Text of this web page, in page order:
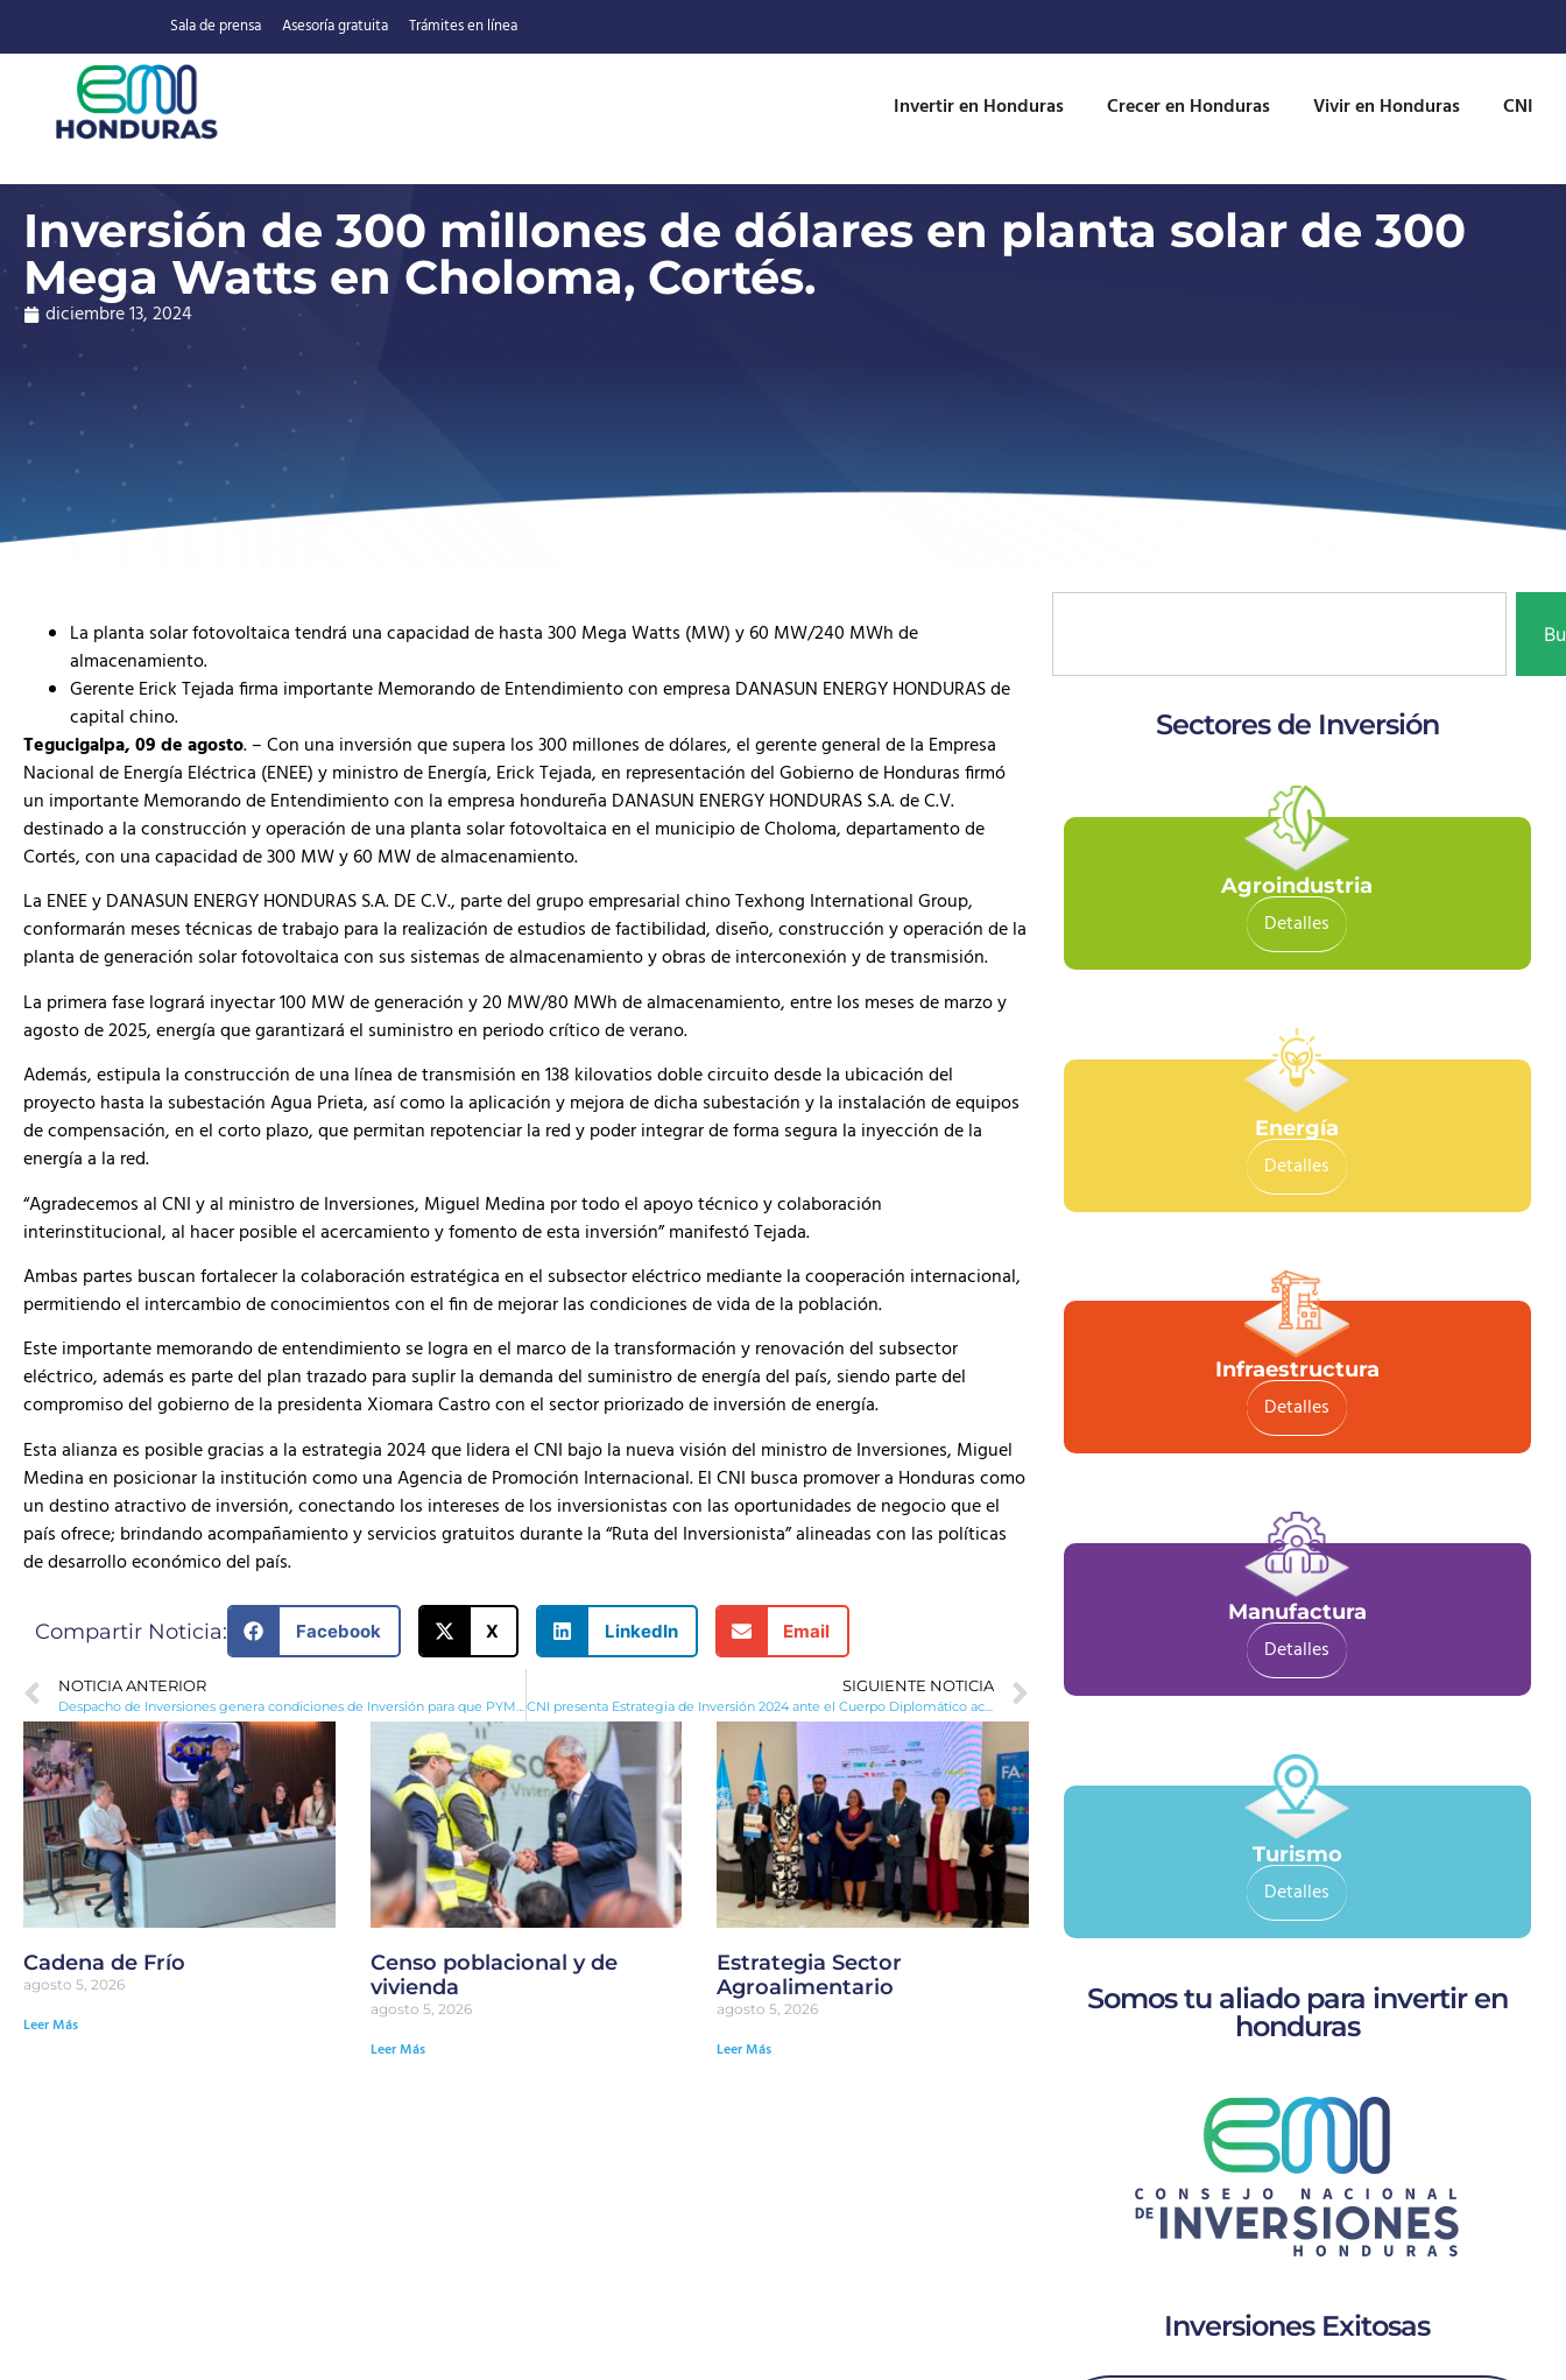
Sala de prensa Asesoría gratuita Trámites en línea
Invertir en Honduras Crecer en Honduras Vivir en Honduras CNI
Inversión de 300 millones de dólares en planta solar de 300
Mega Watts en Choloma, Cortés.
diciembre 13, 2024
La planta solar fotovoltaica tendrá una capacidad de hasta 300 Mega Watts (MW) y 60 MW/240 MWh de
almacenamiento.
Gerente Erick Tejada firma importante Memorando de Entendimiento con empresa DANASUN ENERGY HONDURAS de
capital chino.
Tegucigalpa, 09 de agosto. – Con una inversión que supera los 300 millones de dólares, el gerente general de la Empresa
Nacional de Energía Eléctrica (ENEE) y ministro de Energía, Erick Tejada, en representación del Gobierno de Honduras firmó
un importante Memorando de Entendimiento con la empresa hondureña DANASUN ENERGY HONDURAS S.A. de C.V.
destinado a la construcción y operación de una planta solar fotovoltaica en el municipio de Choloma, departamento de
Cortés, con una capacidad de 300 MW y 60 MW de almacenamiento.
La ENEE y DANASUN ENERGY HONDURAS S.A. DE C.V., parte del grupo empresarial chino Texhong International Group,
conformarán meses técnicas de trabajo para la realización de estudios de factibilidad, diseño, construcción y operación de la
planta de generación solar fotovoltaica con sus sistemas de almacenamiento y obras de interconexión y de transmisión.
La primera fase logrará inyectar 100 MW de generación y 20 MW/80 MWh de almacenamiento, entre los meses de marzo y
agosto de 2025, energía que garantizará el suministro en periodo crítico de verano.
Además, estipula la construcción de una línea de transmisión en 138 kilovatios doble circuito desde la ubicación del
proyecto hasta la subestación Agua Prieta, así como la aplicación y mejora de dicha subestación y la instalación de equipos
de compensación, en el corto plazo, que permitan repotenciar la red y poder integrar de forma segura la inyección de la
energía a la red.
“Agradecemos al CNI y al ministro de Inversiones, Miguel Medina por todo el apoyo técnico y colaboración
interinstitucional, al hacer posible el acercamiento y fomento de esta inversión” manifestó Tejada.
Ambas partes buscan fortalecer la colaboración estratégica en el subsector eléctrico mediante la cooperación internacional,
permitiendo el intercambio de conocimientos con el fin de mejorar las condiciones de vida de la población.
Este importante memorando de entendimiento se logra en el marco de la transformación y renovación del subsector
eléctrico, además es parte del plan trazado para suplir la demanda del suministro de energía del país, siendo parte del
compromiso del gobierno de la presidenta Xiomara Castro con el sector priorizado de inversión de energía.
Esta alianza es posible gracias a la estrategia 2024 que lidera el CNI bajo la nueva visión del ministro de Inversiones, Miguel
Medina en posicionar la institución como una Agencia de Promoción Internacional. El CNI busca promover a Honduras como
un destino atractivo de inversión, conectando los intereses de los inversionistas con las oportunidades de negocio que el
país ofrece; brindando acompañamiento y servicios gratuitos durante la “Ruta del Inversionista” alineadas con las políticas
de desarrollo económico del país.
Compartir Noticia: Facebook X LinkedIn Email
NOTICIA ANTERIOR
Despacho de Inversiones genera condiciones de Inversión para que PYMES de Honduras exporten sus productos a través de PriceSmart
SIGUIENTE NOTICIA
CNI presenta Estrategia de Inversión 2024 ante el Cuerpo Diplomático acreditado en Honduras.
Cadena de Frío
agosto 5, 2026
Leer Más
Censo poblacional y de
vivienda
agosto 5, 2026
Leer Más
Estrategia Sector
Agroalimentario
agosto 5, 2026
Leer Más
Sectores de Inversión
Agroindustria
Detalles
Energía
Detalles
Infraestructura
Detalles
Manufactura
Detalles
Turismo
Detalles
Somos tu aliado para invertir en
honduras
Inversiones Exitosas